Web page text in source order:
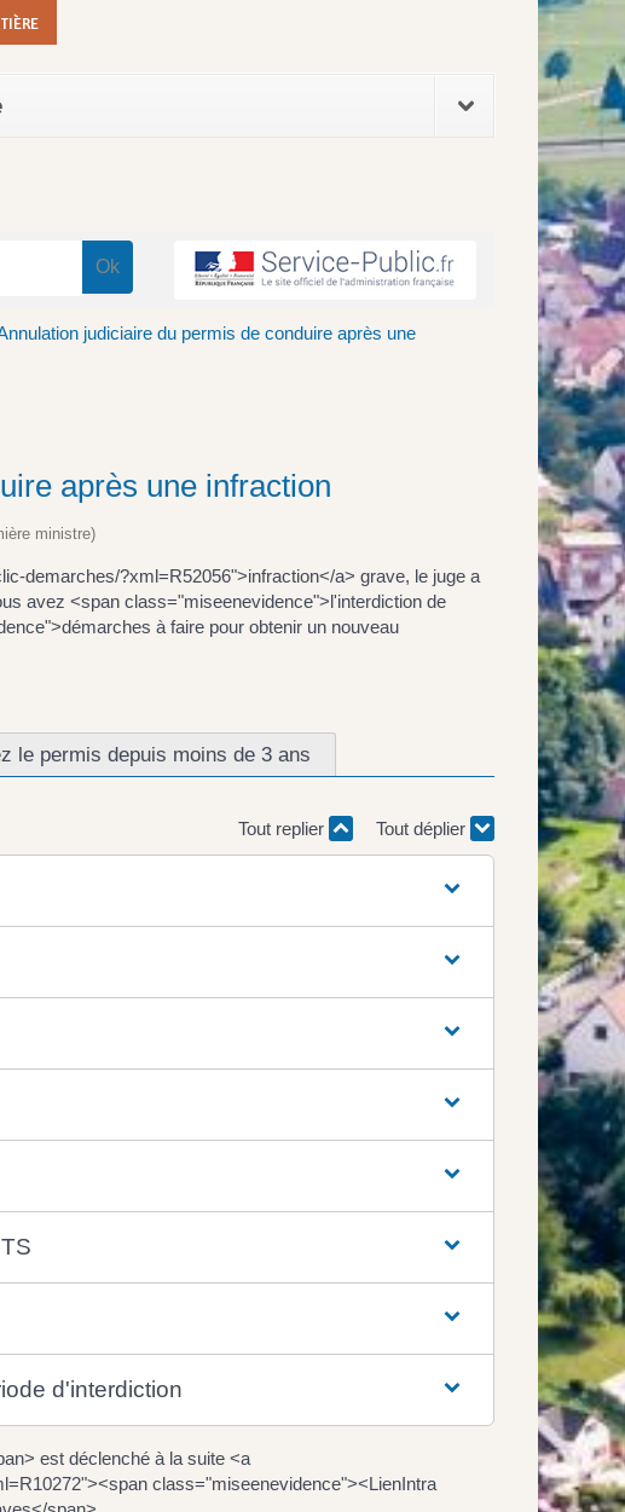
judiciaire du permis de conduire après une
après une infraction
ministre)
demarches/?xml=R52056">infraction</a> grave, le juge a
avez <span class="miseenevidence">l'interdiction de
à faire pour obtenir un nouveau
le permis depuis moins de 3 ans
Tout replier Tout déplier
d'interdiction
est déclenché à la suite <a
class="miseenevidence"><LienIntra